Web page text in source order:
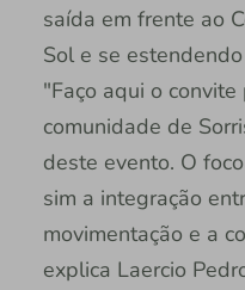
saída em frente ao
Sol e se
"Faço aqui o
comunidade de
deste evento. O
sim a integração
movimentação e a
explica Laercio